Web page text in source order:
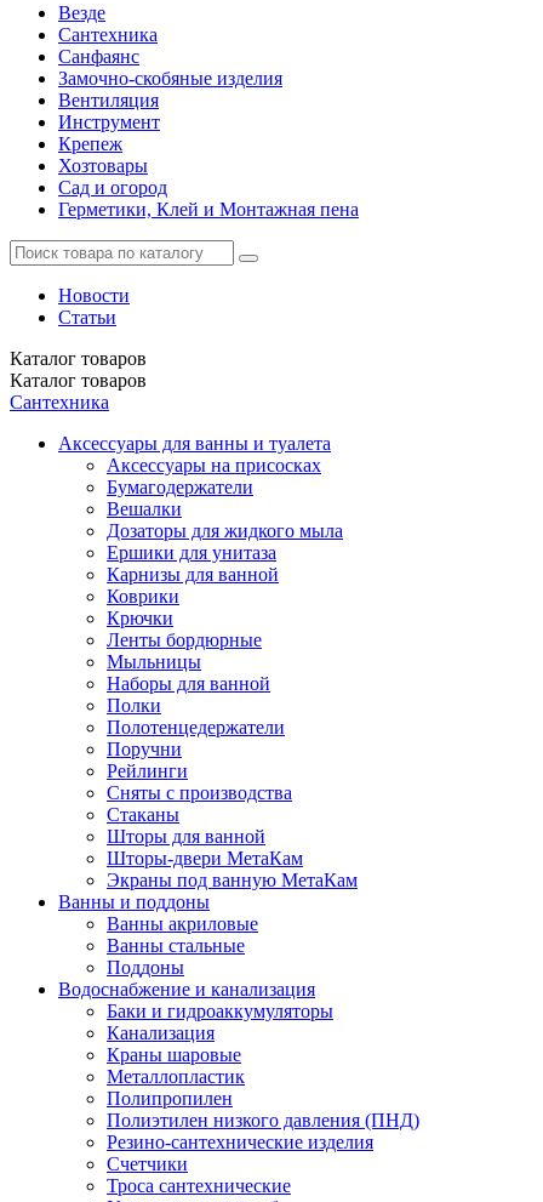
Везде
Сантехника
Санфаянс
Замочно-скобяные изделия
Вентиляция
Инструмент
Крепеж
Хозтовары
Сад и огород
Герметики, Клей и Монтажная пена
Новости
Статьи
Каталог товаров
Каталог товаров
Сантехника
Аксессуары для ванны и туалета
Аксессуары на присосках
Бумагодержатели
Вешалки
Дозаторы для жидкого мыла
Ершики для унитаза
Карнизы для ванной
Коврики
Крючки
Ленты бордюрные
Мыльницы
Наборы для ванной
Полки
Полотенцедержатели
Поручни
Рейлинги
Сняты с производства
Стаканы
Шторы для ванной
Шторы-двери МетаКам
Экраны под ванную МетаКам
Ванны и поддоны
Ванны акриловые
Ванны стальные
Поддоны
Водоснабжение и канализация
Баки и гидроаккумуляторы
Канализация
Краны шаровые
Металлопластик
Полипропилен
Полиэтилен низкого давления (ПНД)
Резино-сантехнические изделия
Счетчики
Троса сантехнические